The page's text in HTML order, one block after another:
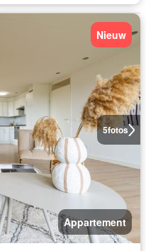
5fotos
Nieuw
Appartement